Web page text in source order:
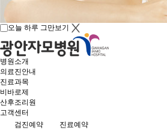
오늘 하루 그만보기
병원소개
의료진안내
진료과목
비바로제
산후조리원
고객센터
검진예약
진료예약